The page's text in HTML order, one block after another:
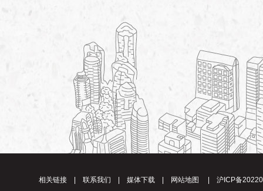
相关链接 联系我们 媒体下载 网站地图 沪ICP备